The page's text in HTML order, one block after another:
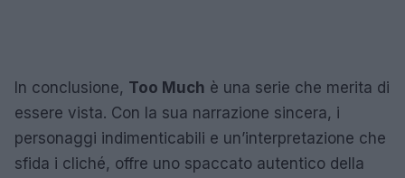
In conclusione, Too Much è una serie che merita di
essere vista. Con la sua narrazione sincera, i
personaggi indimenticabili e un’interpretazione che
sfida i cliché, offre uno spaccato autentico della